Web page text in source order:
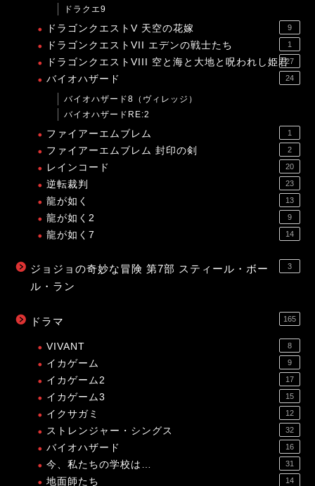
ドラクエ9
ドラゴンクエストV 天空の花嫁 9
ドラゴンクエストVII エデンの戦士たち 1
ドラゴンクエストVIII 空と海と大地と呪われし姫君27
バイオハザード 24
バイオハザード8（ヴィレッジ）
バイオハザードRE:2
ファイアーエムブレム 1
ファイアーエムブレム 封印の剣 2
レインコード 20
逆転裁判 23
龍が如く 13
龍が如く2 9
龍が如く7 14
ジョジョの奇妙な冒険 第7部 スティール・ボー
ル・ラン
3
ドラマ 165
VIVANT 8
イカゲーム 9
イカゲーム2 17
イカゲーム3 15
イクサガミ 12
ストレンジャー・シングス 32
バイオハザード 16
今、私たちの学校は… 31
地面師たち 14